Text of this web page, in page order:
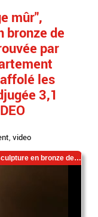
mûr",
bronze de
par
les
3,1
,video